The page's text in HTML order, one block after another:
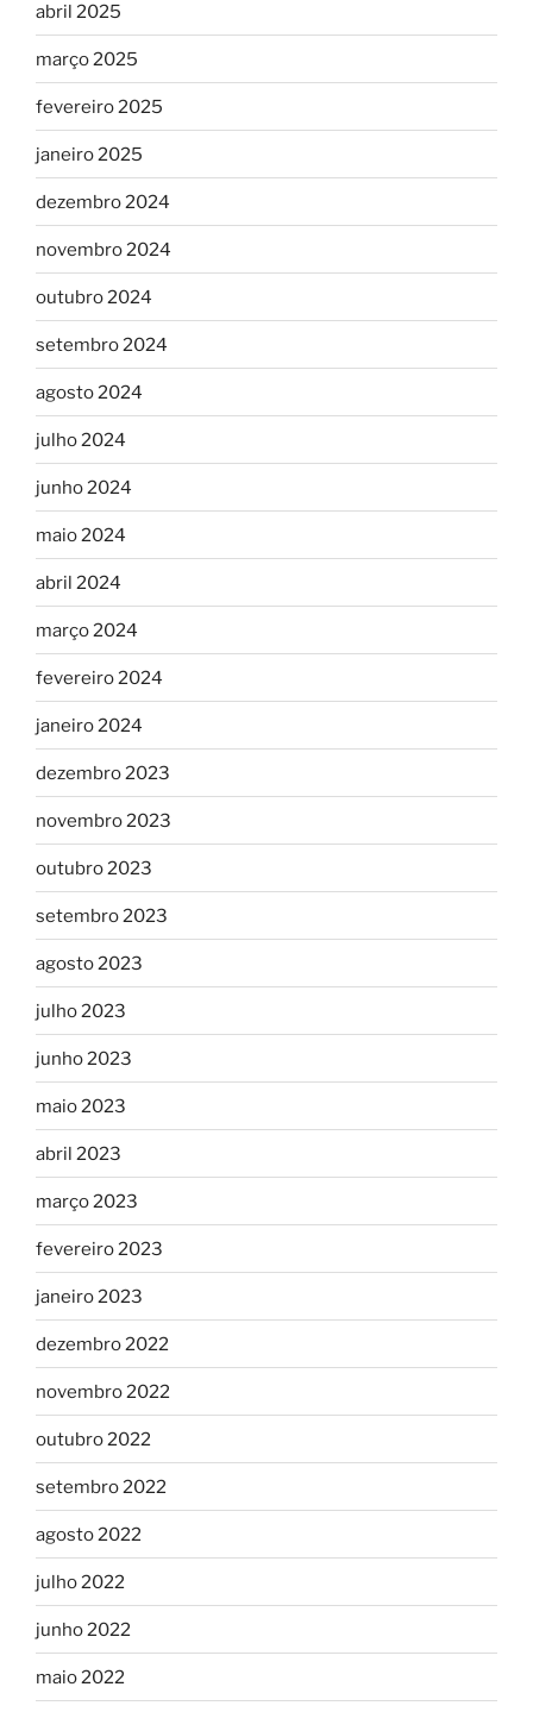
abril 2025
março 2025
fevereiro 2025
janeiro 2025
dezembro 2024
novembro 2024
outubro 2024
setembro 2024
agosto 2024
julho 2024
junho 2024
maio 2024
abril 2024
março 2024
fevereiro 2024
janeiro 2024
dezembro 2023
novembro 2023
outubro 2023
setembro 2023
agosto 2023
julho 2023
junho 2023
maio 2023
abril 2023
março 2023
fevereiro 2023
janeiro 2023
dezembro 2022
novembro 2022
outubro 2022
setembro 2022
agosto 2022
julho 2022
junho 2022
maio 2022